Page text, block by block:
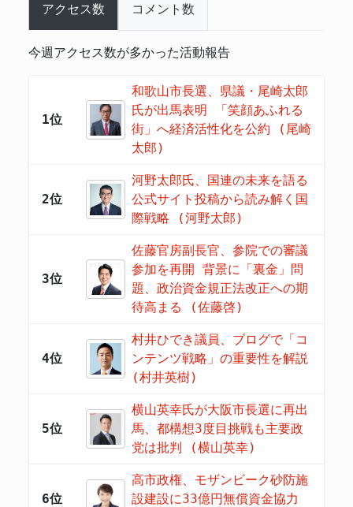
アクセス数 コメント数
今週アクセス数が多かった活動報告
1位
和歌山市長選、県議・尾崎太郎
氏が出馬表明 「笑顔あふれる
街」へ経済活性化を公約 (尾崎
太郎)
2位
河野太郎氏、国連の未来を語る
公式サイト投稿から読み解く国
際戦略 (河野太郎)
3位
佐藤官房副長官、参院での審議
参加を再開 背景に「裏金」問
題、政治資金規正法改正への期
待高まる (佐藤啓)
4位
村井ひでき議員、ブログで「コ
ンテンツ戦略」の重要性を解説
(村井英樹)
5位
横山英幸氏が大阪市長選に再出
馬、都構想3度目挑戦も主要政
党は批判 (横山英幸)
6位
高市政権、モザンビーク砂防施
設建設に33億円無償資金協力